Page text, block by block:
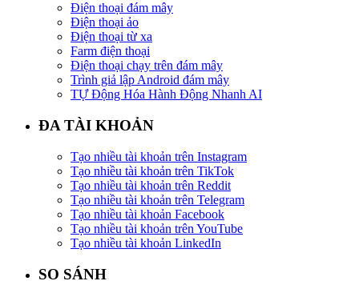
Điện thoại đám mây
Điện thoại ảo
Điện thoại từ xa
Farm điện thoại
Điện thoại chạy trên đám mây
Trình giả lập Android đám mây
TỰ Động Hóa Hành Động Nhanh AI
ĐA TÀI KHOẢN
Tạo nhiều tài khoản trên Instagram
Tạo nhiều tài khoản trên TikTok
Tạo nhiều tài khoản trên Reddit
Tạo nhiều tài khoản trên Telegram
Tạo nhiều tài khoản Facebook
Tạo nhiều tài khoản trên YouTube
Tạo nhiều tài khoản LinkedIn
SO SÁNH